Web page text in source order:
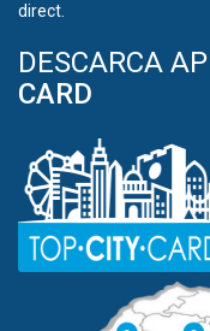
direct.
DESCARCA
CARD